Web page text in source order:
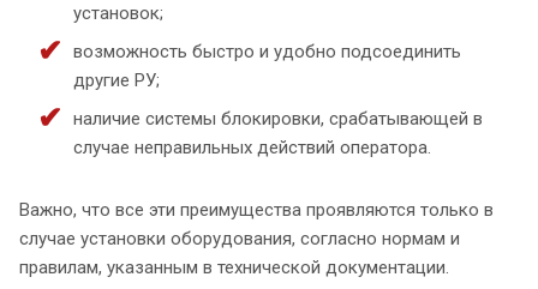
установок;
возможность быстро и удобно подсоединить
другие РУ;
наличие системы блокировки, срабатывающей в
случае неправильных действий оператора.
Важно, что все эти преимущества проявляются только в
случае установки оборудования, согласно нормам и
правилам, указанным в технической документации.